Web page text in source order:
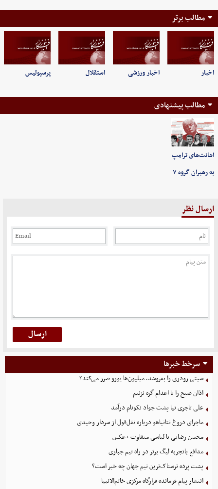
مطالب برتر
اخبار اخبار ورزشی استقلال پرسپولیس
مطالب پیشنهادی
اهانت‌های ترامپ
به رهبران گروه ۷
ارسال نظر
سرخط خبرها
سیتی رودری را بفروشد، میلیون‌ها یورو ضرر می‌کند؟
اذان صبح را با اعدام گره نزنیم
علی تاجری‌ نیا پشت جواد نکونام درآمد
ماجرای دروغ نتانیاهو درباره نقل‌قول از سردار وحیدی
محسن رضایی با لباسی متفاوت +عکس
مدافع باتجربه لیگ برتر در راه تیم جباری
پشت پرده ترسناک‌ترین تیم جهان چه خبر است؟
انتشار پیام فرمانده قرارگاه مرکزی خاتم‌الانبیا